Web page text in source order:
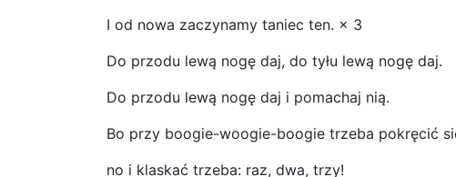
I od nowa zaczynamy taniec ten. × 3
Do przodu lewą nogę daj, do tyłu lewą nogę daj.
Do przodu lewą nogę daj i pomachaj nią.
Bo przy boogie-woogie-boogie trzeba pokręcić
no i klaskać trzeba: raz, dwa, trzy!